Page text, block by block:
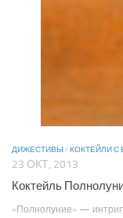
ДИЖЕСТИВЫ /КОКТЕЙЛИ С
23 ОКТ, 2013
Коктейль
«Полнолуние» —